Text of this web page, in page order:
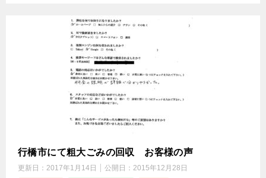
行橋市にて粗大ごみの回収 お客様の声
更新日： 2017年1月14日 公開日： 2015年12月28日